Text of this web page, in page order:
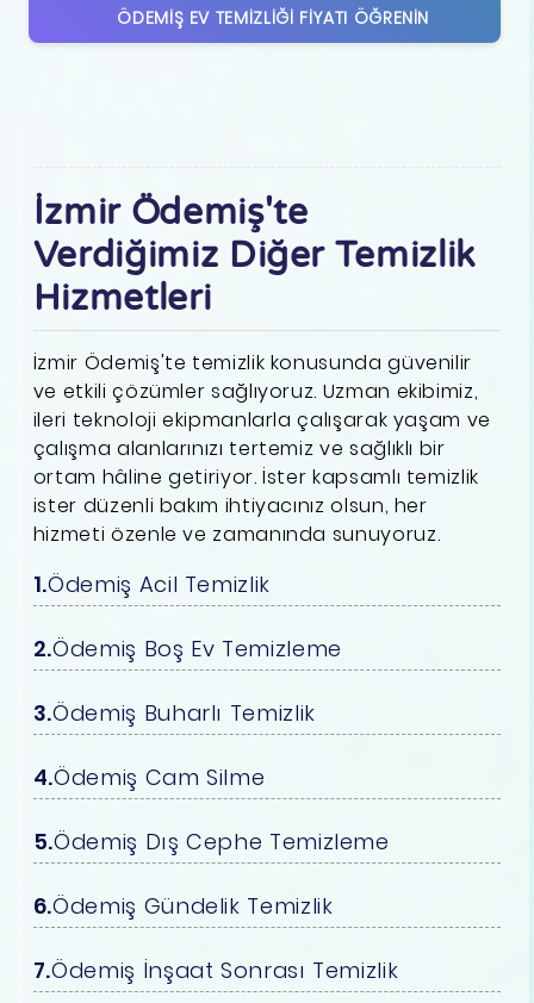
ÖDEMIŞ EV TEMIZLIĞI FIYATI ÖĞRENIN
İzmir Ödemiş'te
Verdiğimiz Diğer Temizlik
Hizmetleri
İzmir Ödemiş'te temizlik konusunda güvenilir
ve etkili çözümler sağlıyoruz. Uzman ekibimiz,
ileri teknoloji ekipmanlarla çalışarak yaşam ve
çalışma alanlarınızı tertemiz ve sağlıklı bir
ortam hâline getiriyor. İster kapsamlı temizlik
ister düzenli bakım ihtiyacınız olsun, her
hizmeti özenle ve zamanında sunuyoruz.
Ödemiş Acil Temizlik
Ödemiş Boş Ev Temizleme
Ödemiş Buharlı Temizlik
Ödemiş Cam Silme
Ödemiş Dış Cephe Temizleme
Ödemiş Gündelik Temizlik
Ödemiş İnşaat Sonrası Temizlik